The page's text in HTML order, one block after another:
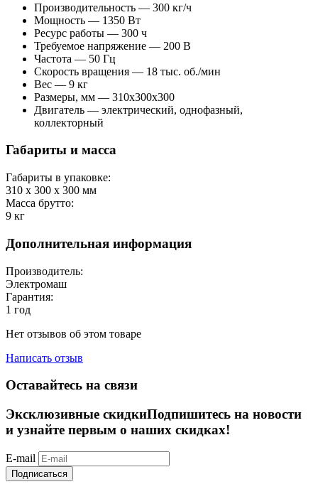
Производительность — 300 кг/ч
Мощность — 1350 Вт
Ресурс работы — 300 ч
Требуемое напряжение — 200 В
Частота — 50 Гц
Скорость вращения — 18 тыс. об./мин
Вес — 9 кг
Размеры, мм — 310х300х300
Двигатель — электрический, однофазный,
коллекторный
Габариты и масса
Габариты в упаковке:
310 x 300 x 300 мм
Масса брутто:
9 кг
Дополнительная информация
Производитель:
Электромаш
Гарантия:
1 год
Нет отзывов об этом товаре
Написать отзыв
Оставайтесь на связи
Эксклюзивные скидкиПодпишитесь на новости
и узнайте первым о наших скидках!
E-mail
Подписаться